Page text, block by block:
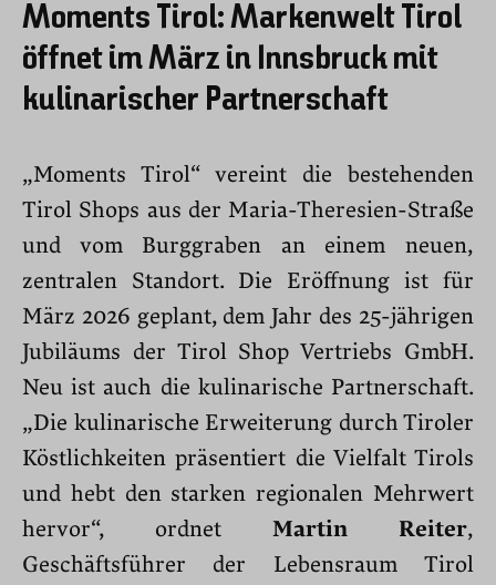
Moments Tirol: Markenwelt Tirol
öffnet im März in Innsbruck mit
kulinarischer Partnerschaft
„Moments Tirol“ vereint die bestehenden
Tirol Shops aus der Maria-Theresien-Straße
und vom Burggraben an einem neuen,
zentralen Standort. Die Eröffnung ist für
März 2026 geplant, dem Jahr des 25-jährigen
Jubiläums der Tirol Shop Vertriebs GmbH.
Neu ist auch die kulinarische Partnerschaft.
„Die kulinarische Erweiterung durch Tiroler
Köstlichkeiten präsentiert die Vielfalt Tirols
und hebt den starken regionalen Mehrwert
hervor“, ordnet Martin Reiter,
Geschäftsführer der Lebensraum Tirol